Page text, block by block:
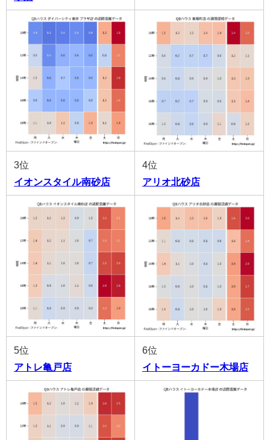
3位
イオンスタイル南砂店
4位
アリオ北砂店
5位
アトレ亀戸店
6位
イトーヨーカドー木場店